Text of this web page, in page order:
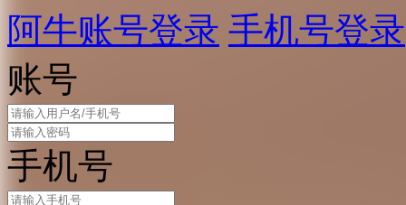
阿牛账号登录 手机号登录
账号
手机号